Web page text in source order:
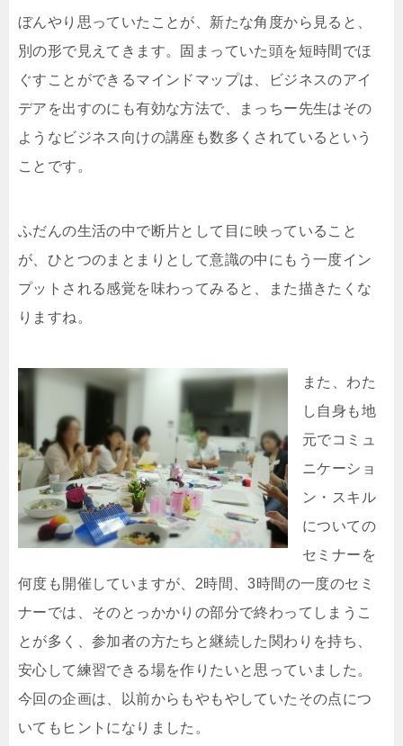
ぼんやり思っていたことが、新たな角度から見ると、
別の形で見えてきます。固まっていた頭を短時間でほ
ぐすことができるマインドマップは、ビジネスのアイ
デアを出すのにも有効な方法で、まっちー先生はその
ようなビジネス向けの講座も数多くされているという
ことです。
ふだんの生活の中で断片として目に映っていること
が、ひとつのまとまりとして意識の中にもう一度イン
プットされる感覚を味わってみると、また描きたくな
りますね。
また、わた
し自身も地
元でコミュ
ニケーショ
ン・スキル
についての
セミナーを
何度も開催していますが、2時間、3時間の一度のセミ
ナーでは、そのとっかかりの部分で終わってしまうこ
とが多く、参加者の方たちと継続した関わりを持ち、
安心して練習できる場を作りたいと思っていました。
今回の企画は、以前からもやもやしていたその点につ
いてもヒントになりました。